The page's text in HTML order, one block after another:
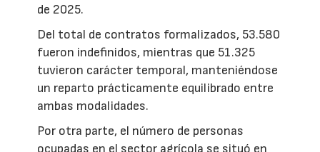
de 2025.
Del total de contratos formalizados, 53.580
fueron indefinidos, mientras que 51.325
tuvieron carácter temporal, manteniéndose
un reparto prácticamente equilibrado entre
ambas modalidades.
Por otra parte, el número de personas
ocupadas en el sector agrícola se situó en